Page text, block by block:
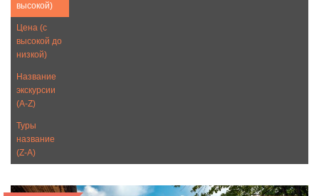
высокой)
Цена (с
высокой до
низкой)
Название
экскурсии
(A-Z)
Туры
название
(Z-A)